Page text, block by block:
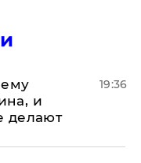
и
делают
19:36